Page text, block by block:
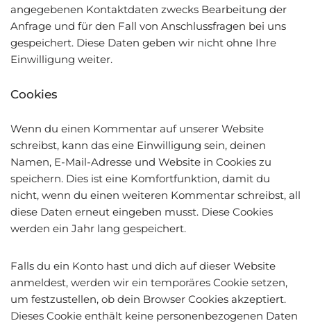
angegebenen Kontaktdaten zwecks Bearbeitung der
Anfrage und für den Fall von Anschlussfragen bei uns
gespeichert. Diese Daten geben wir nicht ohne Ihre
Einwilligung weiter.
Cookies
Wenn du einen Kommentar auf unserer Website
schreibst, kann das eine Einwilligung sein, deinen
Namen, E-Mail-Adresse und Website in Cookies zu
speichern. Dies ist eine Komfortfunktion, damit du
nicht, wenn du einen weiteren Kommentar schreibst, all
diese Daten erneut eingeben musst. Diese Cookies
werden ein Jahr lang gespeichert.
Falls du ein Konto hast und dich auf dieser Website
anmeldest, werden wir ein temporäres Cookie setzen,
um festzustellen, ob dein Browser Cookies akzeptiert.
Dieses Cookie enthält keine personenbezogenen Daten